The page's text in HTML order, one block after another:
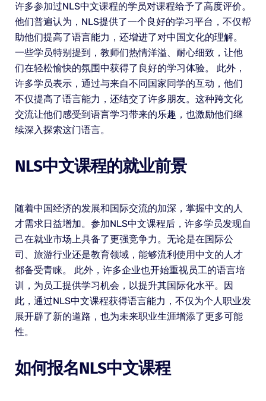
许多参加过NLS中文课程的学员对课程给予了高度评价。
他们普遍认为，NLS提供了一个良好的学习平台，不仅帮
助他们提高了语言能力，还增进了对中国文化的理解。
一些学员特别提到，教师们热情洋溢、耐心细致，让他
们在轻松愉快的氛围中获得了良好的学习体验。 此外，
许多学员表示，通过与来自不同国家同学的互动，他们
不仅提高了语言能力，还结交了许多朋友。这种跨文化
交流让他们感受到语言学习带来的乐趣，也激励他们继
续深入探索这门语言。
NLS中文课程的就业前景
随着中国经济的发展和国际交流的加深，掌握中文的人
才需求日益增加。参加NLS中文课程后，许多学员发现自
己在就业市场上具备了更强竞争力。无论是在国际公
司、旅游行业还是教育领域，能够流利使用中文的人才
都备受青睐。 此外，许多企业也开始重视员工的语言培
训，为员工提供学习机会，以提升其国际化水平。因
此，通过NLS中文课程获得语言能力，不仅为个人职业发
展开辟了新的道路，也为未来职业生涯增添了更多可能
性。
如何报名NLS中文课程